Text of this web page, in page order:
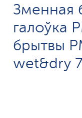
Зменная
галоўка
брытвы
wet&dry